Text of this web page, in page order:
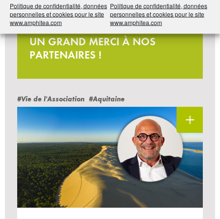
Politique de confidentialité, données
personnelles et cookies pour le site
www.amphitea.com
Politique de confidentialité, données
personnelles et cookies pour le site
www.amphitea.com
Jeu-concours
UN GRAND MERCI À NOS
PARTENAIRES !
#Vie de l'Association #Aquitaine